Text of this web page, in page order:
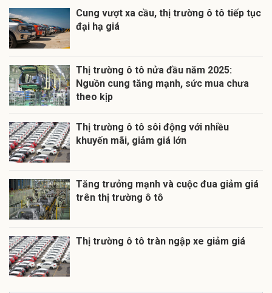
Cung vượt xa cầu, thị trường ô tô tiếp tục
đại hạ giá
Thị trường ô tô nửa đầu năm 2025:
Nguồn cung tăng mạnh, sức mua chưa
theo kịp
Thị trường ô tô sôi động với nhiều
khuyến mãi, giảm giá lớn
Tăng trưởng mạnh và cuộc đua giảm giá
trên thị trường ô tô
Thị trường ô tô tràn ngập xe giảm giá